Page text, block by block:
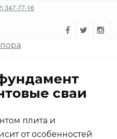
347-77-16
сваи
плита и
от особенностей